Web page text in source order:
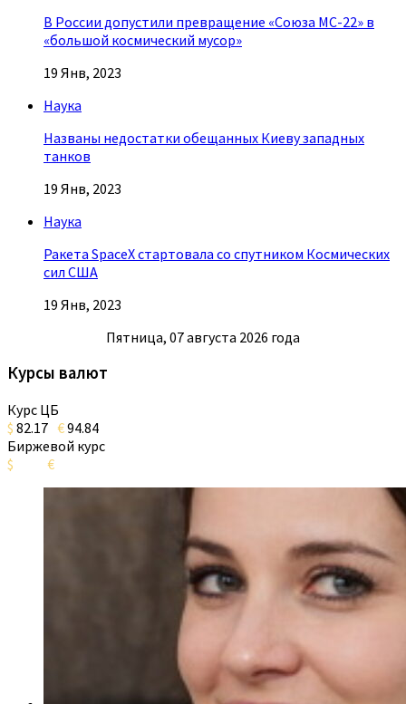
В России допустили превращение «Союза МС-22» в
«большой космический мусор»
19 Янв, 2023
Наука
Названы недостатки обещанных Киеву западных
танков
19 Янв, 2023
Наука
Ракета SpaceX стартовала со спутником Космических
сил США
19 Янв, 2023
Пятница, 07 августа 2026 года
Курсы валют
Курс ЦБ
$ 82.17 €94.84
Биржевой курс
$
€